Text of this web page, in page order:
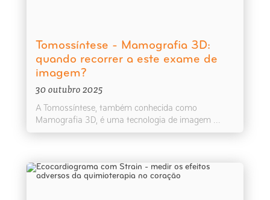
Tomossíntese - Mamografia 3D:
quando recorrer a este exame de
imagem?
30 outubro 2025
A Tomossíntese, também conhecida como
Mamografia 3D, é uma tecnologia de imagem ...